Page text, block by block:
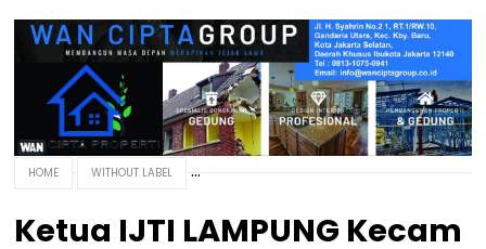
HOME WITHOUT LABEL
Ketua IJTI LAMPUNG Kecam